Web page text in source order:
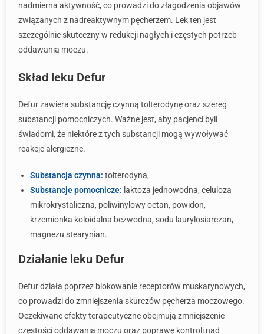
nadmierna aktywność, co prowadzi do złagodzenia objawów
związanych z nadreaktywnym pęcherzem. Lek ten jest
szczególnie skuteczny w redukcji nagłych i częstych potrzeb
oddawania moczu.
Skład leku Defur
Defur zawiera substancję czynną tolterodynę oraz szereg
substancji pomocniczych. Ważne jest, aby pacjenci byli
świadomi, że niektóre z tych substancji mogą wywoływać
reakcje alergiczne.
Substancja czynna: tolterodyna,
Substancje pomocnicze: laktoza jednowodna, celuloza
mikrokrystaliczna, poliwinylowy octan, powidon,
krzemionka koloidalna bezwodna, sodu laurylosiarczan,
magnezu stearynian.
Działanie leku Defur
Defur działa poprzez blokowanie receptorów muskarynowych,
co prowadzi do zmniejszenia skurczów pęcherza moczowego.
Oczekiwane efekty terapeutyczne obejmują zmniejszenie
częstości oddawania moczu oraz poprawę kontroli nad